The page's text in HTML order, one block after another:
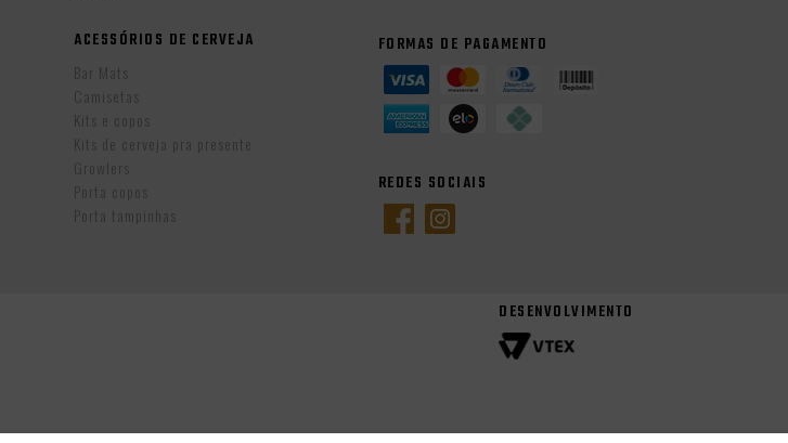
ACESSÓRIOS DE CERVEJA
Bar Mats
Camisetas
Kits e copos
Kits de cerveja pra presente
Growlers
Porta copos
Porta tampinhas
FORMAS DE PAGAMENTO
REDES SOCIAIS
DESENVOLVIMENTO